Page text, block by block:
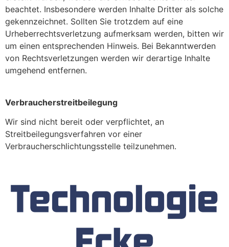
beachtet. Insbesondere werden Inhalte Dritter als solche
gekennzeichnet. Sollten Sie trotzdem auf eine
Urheberrechtsverletzung aufmerksam werden, bitten wir
um einen entsprechenden Hinweis. Bei Bekanntwerden
von Rechtsverletzungen werden wir derartige Inhalte
umgehend entfernen.
Verbraucherstreitbeilegung
Wir sind nicht bereit oder verpflichtet, an
Streitbeilegungsverfahren vor einer
Verbraucherschlichtungsstelle teilzunehmen.